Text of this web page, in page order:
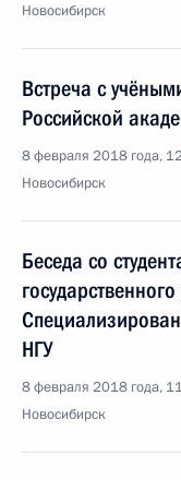
Новосибирск
Встреча с
Российской
8 февраля 2018 года,
Новосибирск
Беседа со
НГУ
8 февраля 2018 года,
Новосибирск